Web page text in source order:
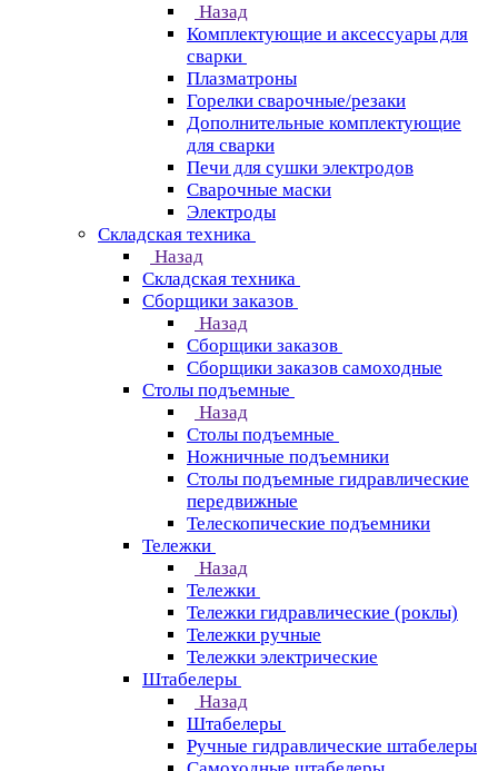
Назад
Комплектующие и аксессуары для
сварки
Плазматроны
Горелки сварочные/резаки
Дополнительные комплектующие
для сварки
Печи для сушки электродов
Сварочные маски
Электроды
Складская техника
Назад
Складская техника
Сборщики заказов
Назад
Сборщики заказов
Сборщики заказов самоходные
Столы подъемные
Назад
Столы подъемные
Ножничные подъемники
Столы подъемные гидравлические
передвижные
Телескопические подъемники
Тележки
Назад
Тележки
Тележки гидравлические (роклы)
Тележки ручные
Тележки электрические
Штабелеры
Назад
Штабелеры
Ручные гидравлические штабелеры